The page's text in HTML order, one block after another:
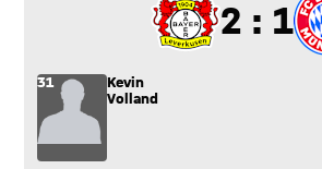
2 zu 1
2 : 1
31
Kevin
Volland